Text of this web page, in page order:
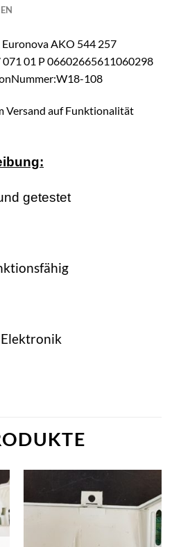
AKO 544 257
01 P 06602665611060298
108
Versand auf Funktionalität
getestet
Elektronik